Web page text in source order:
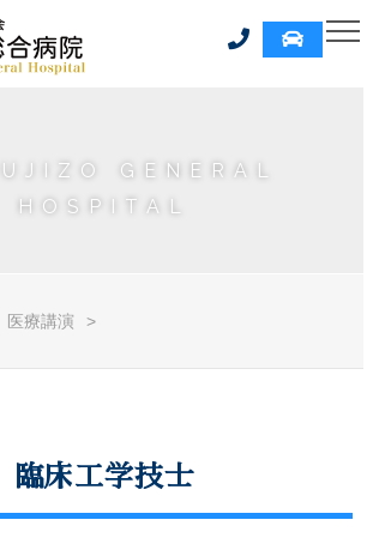
GENERAL
HOSPITAL
医療講演
臨床工学技士